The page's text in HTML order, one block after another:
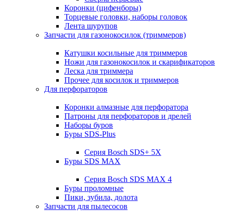
Коронки (цифенборы)
Торцевые головки, наборы головок
Лента шурупов
Запчасти для газонокосилок (триммеров)
Катушки косильные для триммеров
Ножи для газонокосилок и скарификаторов
Леска для триммера
Прочее для косилок и триммеров
Для перфораторов
Коронки алмазные для перфоратора
Патроны для перфораторов и дрелей
Наборы буров
Буры SDS-Plus
Серия Bosch SDS+ 5X
Буры SDS MAX
Серия Bosch SDS MAX 4
Буры проломные
Пики, зубила, долота
Запчасти для пылесосов